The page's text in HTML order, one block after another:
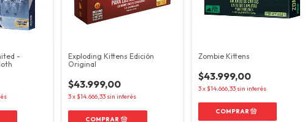
-
Exploding Kittens Edición
Original
$43.999,00
3x $14.666,33 sin interés
Zombie Kittens
$43.999,00
3x $14.666,33 sin interés